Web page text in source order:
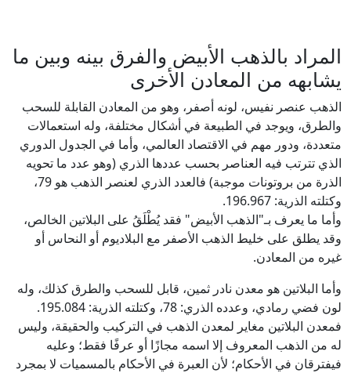
المراد بالذهب الأبيض والفرق بينه وبين ما
يشابهه من المعادن الأخرى
الذهب عنصر نفيس، لونه أصفر، وهو من المعادن القابلة للسحب
والطرق، ويوجد في الطبيعة في أشكال مختلفة، وله استعمالات
متعددة، ودور مهم في الاقتصاد العالمي، وأما في الجدول الدوري
الذي تترتب فيه العناصر بحسب عددها الذري (وهو عدد ما تحويه
الذرة من بروتونات موجبة) فالعدد الذري لعنصر الذهب هو 79،
وكتلته الذرية: 196.967.
وأما ما يعرف بـ"الذهب الأبيض" فقد يُطْلَقُ على البلاتين الخالص،
وقد يطلق على خليط الذهب الأصفر مع البلاديوم أو النحاس أو
غيره من المعادن.
وأما البلاتين هو معدن نادر ثمين، قابل للسحب والطرق كذلك، وله
لون فضي رمادي، وعدده الذري: 78، وكتلته الذرية: 195.084.
فمعدن البلاتين مغاير لمعدن الذهب في التركيب والحقيقة، وليس
له من الذهب المعروف إلا اسمه مجازًا أو عرفًا فقط؛ وعليه
فيفترقان في الأحكام؛ لأن العبرة في الأحكام بالمسميات لا بمجرد